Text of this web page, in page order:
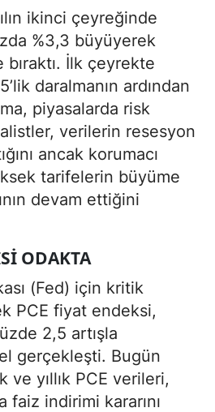
ikinci çeyreğinde
%3,3 büyüyerek
İlk çeyrekte
daralmanın ardından
piyasalarda risk
verilerin resesyon
ancak korumacı
tarifelerin büyüme
devam ettiğini
ODAKTA
(Fed) için kritik
PCE fiyat endeksi,
2,5 artışla
gerçekleşti. Bugün
ve yıllık PCE verileri,
faiz indirimi kararını